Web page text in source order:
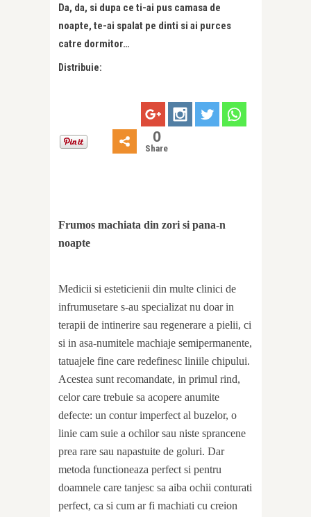
Da, da, si dupa ce ti-ai pus camasa de
noapte, te-ai spalat pe dinti si ai purces
catre dormitor…
Distribuie:
0
Share
Frumos machiata din zori si pana-n
noapte
Medicii si esteticienii din multe clinici de
infrumusetare s-au specializat nu doar in
terapii de intinerire sau regenerare a pielii, ci
si in asa-numitele machiaje semipermanente,
tatuajele fine care redefinesc liniile chipului.
Acestea sunt recomandate, in primul rind,
celor care trebuie sa acopere anumite
defecte: un contur imperfect al buzelor, o
linie cam suie a ochilor sau niste sprancene
prea rare sau napastuite de goluri. Dar
metoda functioneaza perfect si pentru
doamnele care tanjesc sa aiba ochii conturati
perfect, ca si cum ar fi machiati cu creion